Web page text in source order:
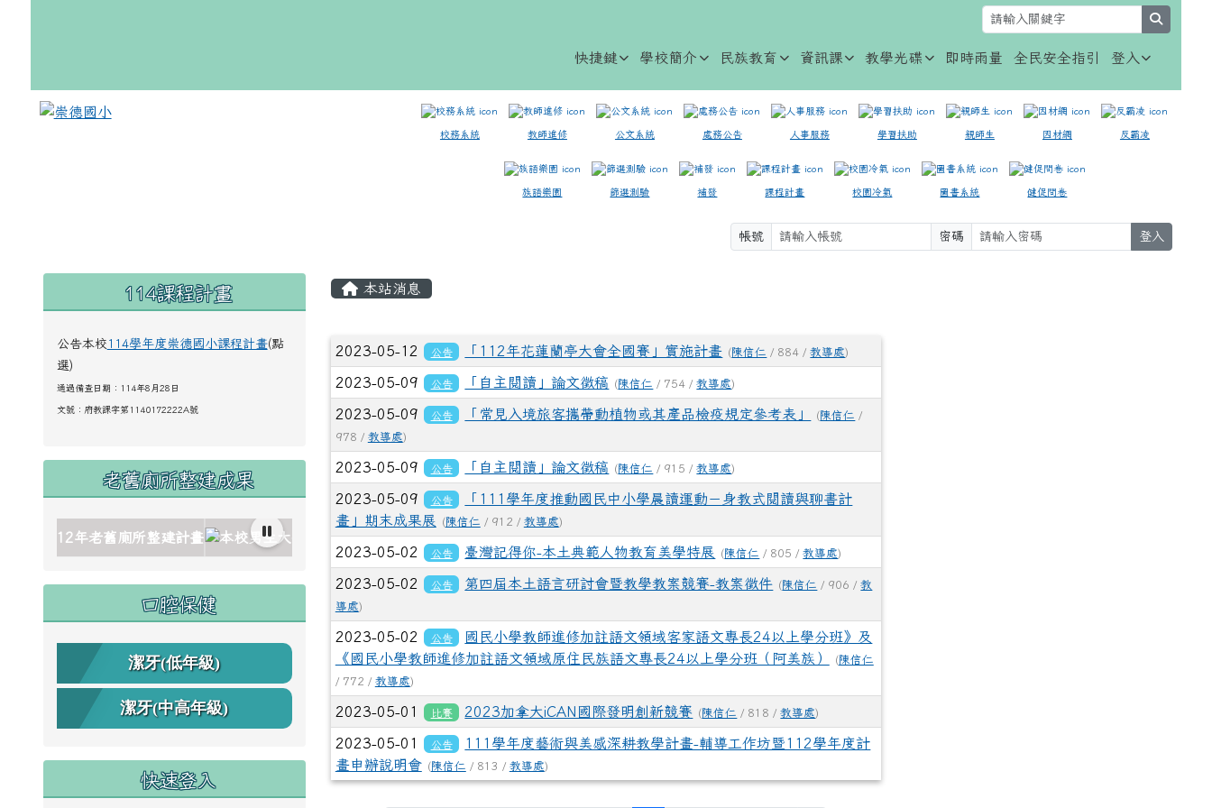
快捷鍵 學校簡介 民族教育 資訊課 教學光碟 即時雨量 全民安全指引 登入
校務系統 教師進修 公文系統 處務公告 人事服務 學習扶助 親師生 因材網 反霸凌
族語樂園 篩選測驗 補發 課程計畫 校園冷氣 圖書系統 健促問卷
帳號 密碼 登入
左邊區域內容
114課程計畫
公告本校 114學年度崇德國小課程計畫(點
選)
通過備查日期：114年8月28日
文號： 府教課字第1140172222A號
老舊廁所整建成果
to https://www.cdps.hlc.edu.tw/uploads/tad_blocks/image/gallery_511959_1_oez.jpg title= rel=fgallery511959 class=fancybox_gallery511959
to https://www.cdps.hlc.edu.tw/uploads/tad_blocks/image/gallery_511959_2_dQJ.jpg title= rel=fgallery511959 class=fancybox_gallery511959
to https://www.cdps.hlc.edu.tw/uploads/tad_blocks/image/gallery_511959_3_4Oh.jpg title= rel=fgallery511959 class=fancybox_gallery511959
to https://www.cdps.hlc.edu.tw/uploads/tad_blocks/image/gallery_511959_4_sSR.jpg title= rel=fgallery511959 class=fancybox_gallery511959
to https://www.cdps.hlc.edu.tw/uploads/tad_blocks/image/gallery_511959_5_htO.jpg title= rel=fgallery511959 class=fancybox_gallery511959
link to https://www.cdps.hlc.edu.tw/uploads/tad_blocks/image/gallery_511959_6_wMu.jpg title=因此申請112年老舊廁所整建計畫。 rel=fgallery511959
link to https://www.cdps.hlc.edu.tw/uploads/tad_blocks/image/gallery_511959_7_c2i.jpg title=本校男生大便器比例為
link to https://www.cdps.hlc.edu.tw/uploads/tad_blocks/image/gallery_511959_8_sd8.png
link to https://www.cdps.hlc.edu.tw/uploads/tad_blocks/image/
link to https://www.cdps.hlc.edu.tw/uploads/tad_blocks/image/
link to https://www.cdps.hlc.edu.tw/uploads/tad_blocks/image/
link to https://www.cdps.hlc.edu.tw/uploads/tad_blocks/image/
link to https://www.cdps.hlc.edu.tw/uploads/tad_blocks/image/
link to https://www.cdps.hlc.edu.tw/uploads/tad_blocks/image/
口腔保健
潔牙(低年級)
潔牙(中高年級)
快速登入
主內容區域
本站消息
文章列表
2023-05-12 公告 「112年花蓮蘭亭大會全國賽」實施計畫 (陳信仁 / 884 /教導處)
2023-05-09 公告 「自主閱讀」論文徵稿 (陳信仁 / 754 /教導處)
2023-05-09 公告 「常見入境旅客攜帶動植物或其產品檢疫規定參考表」 (陳信仁 /
978 / 教導處)
2023-05-09 公告 「自主閱讀」論文徵稿 (陳信仁 / 915 /教導處)
2023-05-09 公告
「111學年度推動國民中小學晨讀運動－身教式閱讀與聊書計
畫」期末成果展
(陳信仁 / 912 / 教導處)
2023-05-02 公告 臺灣記得你-本土典範人物教育美學特展 (陳信仁 / 805 /教導處)
2023-05-02 公告 第四屆本土語言研討會暨教學教案競賽-教案徵件 (陳信仁 / 906 /教
導處)
2023-05-02 公告
國民小學教師進修加註語文領域客家語文專長24以上學分班》及
《國民小學教師進修加註語文領域原住民族語文專長24以上學分班（阿美族）
(陳信仁
/ 772 / 教導處)
2023-05-01 比賽 2023加拿大iCAN國際發明創新競賽 (陳信仁 / 818 /教導處)
2023-05-01 公告
111學年度藝術與美感深耕教學計畫-輔導工作坊暨112學年度計
畫申辦說明會 (陳信仁 / 813 / 教導處)
頁尾區域